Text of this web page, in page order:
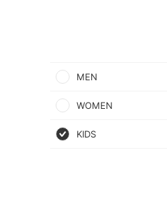
MEN
WOMEN
KIDS